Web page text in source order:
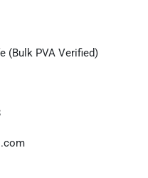
(Bulk PVA Verified)